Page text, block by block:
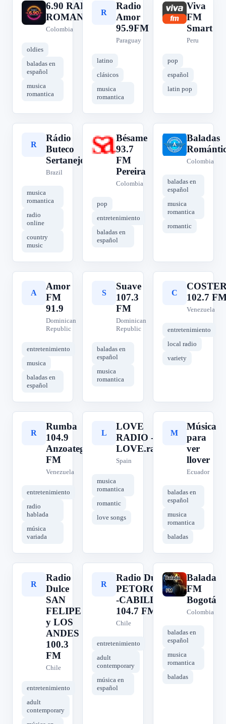
6
6.90 RADIO
ROMANTICAS
Colombia
oldies
baladas en
español
musica
romantica
R
Radio
Amor
95.9FM
Paraguay
latino
clásicos
musica
romantica
V
Viva
FM
Smart
Peru
pop
español
latin pop
R
Rádio
Buteco
Sertanejo
Brazil
musica
romantica
radio
online
country
music
B
Bésame
93.7
FM
Pereira
Colombia
pop
entretenimiento
baladas en
español
B
Baladas
Colombia
baladas en
español
musica
romantica
romantic
A
Amor
FM
91.9
Dominican
Republic
entretenimiento
musica
baladas en
español
S
Suave
107.3
FM
Dominican
Republic
baladas en
español
musica
romantica
C
102.7
Venezuela
entretenimiento
local radio
variety
R
Rumba
104.9
Anzoategui
FM
Venezuela
entretenimiento
radio
hablada
música
variada
L
LOVE
RADIO -
LOVE.radio
Spain
musica
romantica
romantic
love songs
M
Música
para
ver
llover
Ecuador
baladas en
español
musica
romantica
baladas
R
Radio
Dulce
SAN
FELIPE
y LOS
ANDES
100.3
FM
Chile
entretenimiento
adult
contemporary
R
Radio Dulce
PETORCA-
-CABILDO
104.7 FM
Chile
entretenimiento
adult
contemporary
música en
español
B
Balada
FM
Bogotá
Colombia
baladas en
español
musica
romantica
baladas